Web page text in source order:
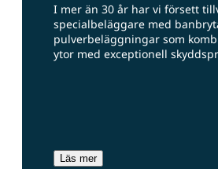
I mer än 30 år har vi försett
specialbeläggare med
pulverbeläggningar som
ytor med exceptionell
Läs mer